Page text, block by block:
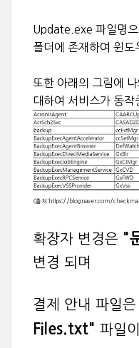
Update.exe 파일명
폴더에 존재하여 윈
또한 아래의 그림에
대하여 서비스가 동
<출처:https://blog.naver.com/
확장자 변경은 "
변경 되며
결제 안내 파일은
Files.txt" 파일